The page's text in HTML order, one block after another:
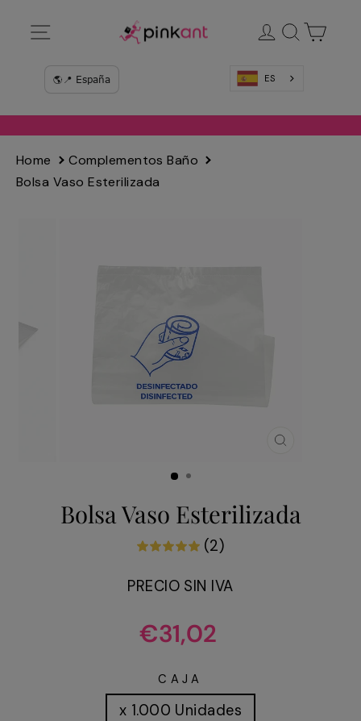
directamente
Ingresar
Buscar
ES
Home
Complementos Baño
Bolsa Vaso Esterilizada
Bolsa Vaso Esterilizada
(2)
PRECIO SIN IVA
Precio
habitual
€31,02
CAJA
x 1.000 Unidades